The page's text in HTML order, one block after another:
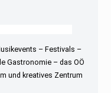
– Festivals –
Gastronomie – das OÖ
und kreatives Zentrum